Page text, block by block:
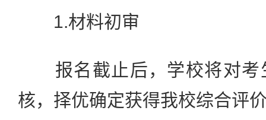
1.材料初审
报名截止后，学校将对考
核，择优确定获得我校综合评